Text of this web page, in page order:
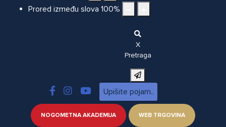
Prored između slova 100%
X
Pretraga
NOGOMETNA AKADEMIJA WEB TRGOVINA